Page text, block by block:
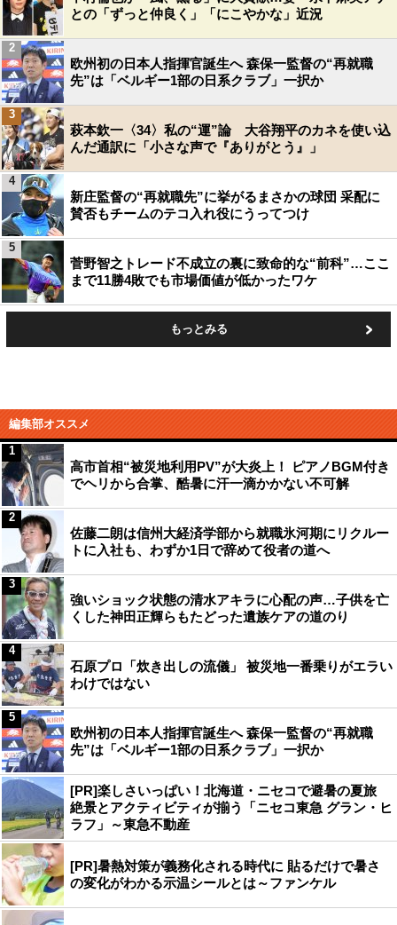
との「ずっと仲良く」「にこやかな」近況
欧州初の日本人指揮官誕生へ 森保一監督の“再就職
先”は「ベルギー1部の日系クラブ」一択か
2
萩本欽一〈34〉私の“運”論 大谷翔平のカネを使い込
んだ通訳に「小さな声で『ありがとう』」
3
新庄監督の“再就職先”に挙がるまさかの球団 采配に
賛否もチームのテコ入れ役にうってつけ
4
菅野智之トレード不成立の裏に致命的な“前科”…ここ
まで11勝4敗でも市場価値が低かったワケ
5
もっとみる
編集部オススメ
高市首相“被災地利用PV”が大炎上！ ピアノBGM付き
でヘリから合掌、酷暑に汗一滴かかない不可解
1
佐藤二朗は信州大経済学部から就職氷河期にリクルー
トに入社も、わずか1日で辞めて役者の道へ
2
強いショック状態の清水アキラに心配の声…子供を亡
くした神田正輝らもたどった遺族ケアの道のり
3
石原プロ「炊き出しの流儀」 被災地一番乗りがエラい
わけではない
4
欧州初の日本人指揮官誕生へ 森保一監督の“再就職
先”は「ベルギー1部の日系クラブ」一択か
5
[PR]楽しさいっぱい！北海道・ニセコで避暑の夏旅
絶景とアクティビティが揃う「ニセコ東急 グラン・ヒ
ラフ」～東急不動産
[PR]暑熱対策が義務化される時代に 貼るだけで暑さ
の変化がわかる示温シールとは～ファンケル